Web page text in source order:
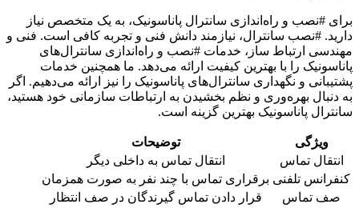
برای #نصب و راه‌اندازی سانترال پاناسونیک، به یک متخصص نیاز
دارید. #نصب سانترال، نیازمند دانش فنی و تجربه کافی است. فنی و
مهندسی ارتباط ساز، خدمات #نصب و راه‌اندازی سانترال‌های
پاناسونیک را با بهترین کیفیت ارائه می‌دهد. ما همچنین خدمات
پشتیبانی و نگهداری سانترال‌های پاناسونیک را نیز ارائه می‌دهیم. اگر
به دنبال بهره‌وری و نظم بخشیدن به ارتباطات سازمانی خود هستید،
سانترال پاناسونیک بهترین گزینه است.
ویژگی
توضیحات
انتقال تماس
انتقال تماس به داخلی دیگر
کنفرانس تلفنی برقراری تماس با چند نفر به صورت همزمان
صف تماس
قرار دادن تماس گیرندگان در صف انتظار